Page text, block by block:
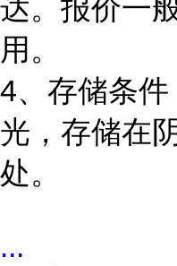
达。报价一
用。
4、存储条
光，存储在
处。
...